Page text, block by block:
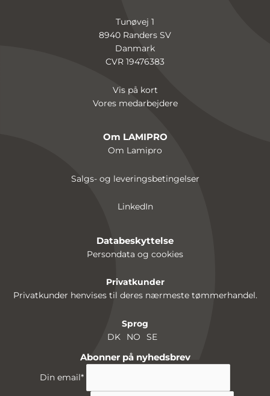
Tunøvej 1
8940 Randers SV
Danmark
CVR 19476383
Vis på kort
Vores medarbejdere
Om LAMIPRO
Om Lamipro
Salgs- og leveringsbetingelser
LinkedIn
Databeskyttelse
Persondata og cookies
Privatkunder
Privatkunder henvises til deres nærmeste tømmerhandel.
Sprog
DK NO SE
Abonner på nyhedsbrev
Din email*